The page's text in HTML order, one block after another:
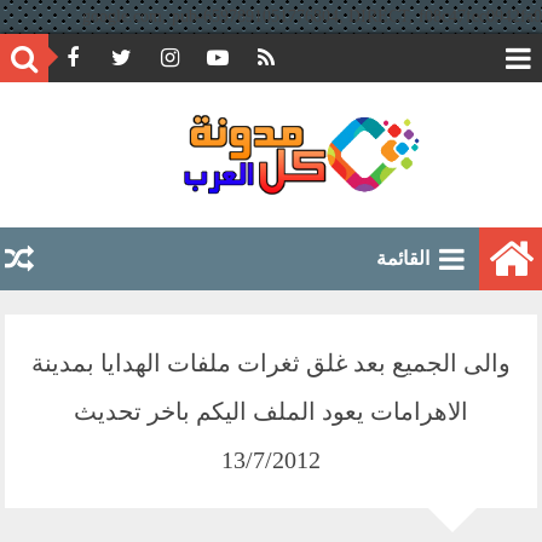
google.com, pub-6597891051776804, DIRECT, f08c47fec0942fa0
القائمة
والى الجميع بعد غلق ثغرات ملفات الهدايا بمدينة
الاهرامات يعود الملف اليكم باخر تحديث
13/7/2012